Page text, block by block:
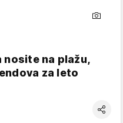
nosite na plažu,
za leto